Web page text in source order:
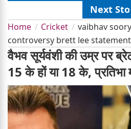
Next
Home Cricket
vaibhav
controversy brett lee statement
वैभव सूर्यवंशी की उम्र पर
15 के हों या 18 के, प्रतिभा